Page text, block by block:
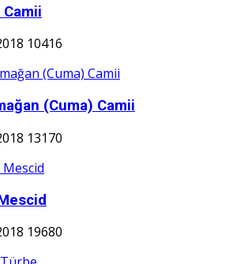
Camii
10416
(Cuma) Camii
13170
19680